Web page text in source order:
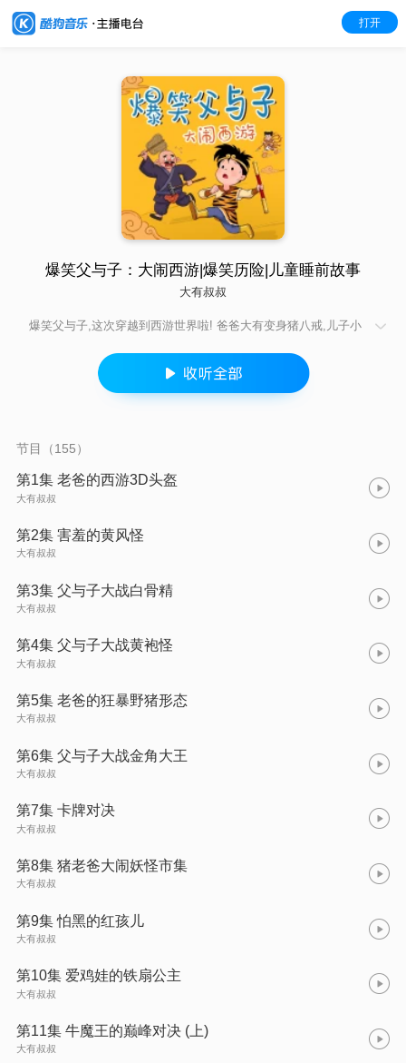
打开
爆笑父与子：大闹西游|爆笑历险|儿童睡前故事
大有叔叔
爆笑父与子,这次穿越到西游世界啦! 爸爸大有变身猪八戒,儿子小
宇宙。这里有火焰山、盘丝洞,也有手机、平板、运动手环和电动
滑板。一对欢喜冤家父子,要靠着满背包的现代神器和满脑子的鬼
点子,一路降妖伏魔,踏上一场比想象更刺激、比想象更搞笑的取经
节目（155）
第1集 老爸的西游3D头盔
大有叔叔
第2集 害羞的黄风怪
大有叔叔
第3集 父与子大战白骨精
大有叔叔
第4集 父与子大战黄袍怪
大有叔叔
第5集 老爸的狂暴野猪形态
大有叔叔
第6集 父与子大战金角大王
大有叔叔
第7集 卡牌对决
大有叔叔
第8集 猪老爸大闹妖怪市集
大有叔叔
第9集 怕黑的红孩儿
大有叔叔
第10集 爱鸡娃的铁扇公主
大有叔叔
第11集 牛魔王的巅峰对决 (上)
大有叔叔